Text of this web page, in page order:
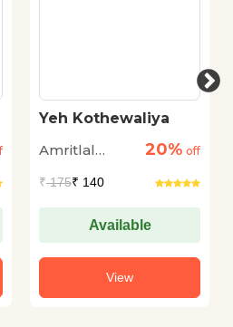
Yeh Kothewaliya
Amritlal
20% off
₹175₹ 140
Available
View